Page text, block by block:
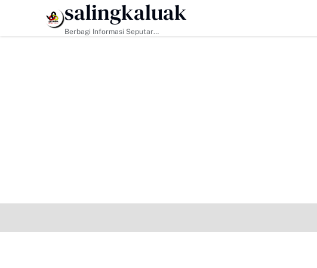
HEADLINE
salingkaluak
Berbagi Informasi Seputar